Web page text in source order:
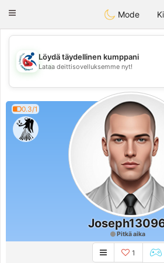
Handi
Toggle
Mode
💖
💕
Löydä täydellinen kumppani
Lataa deittisovelluksemme nyt!
0.3/1
Pitkä aika
1